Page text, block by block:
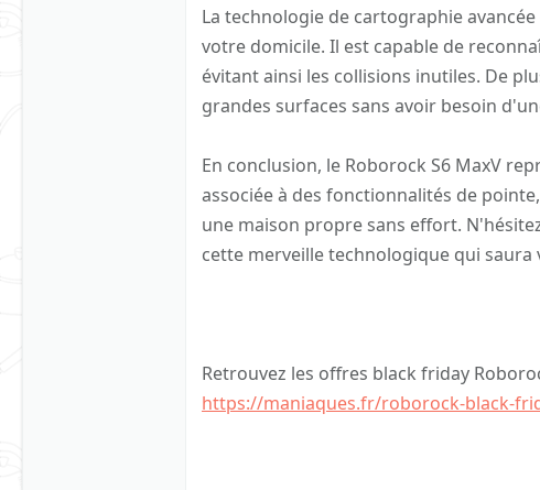
La technologie de cartographie
votre domicile. Il est capable de
évitant ainsi les collisions inutiles. De
grandes surfaces sans avoir besoin
En conclusion, le Roborock S6 MaxV
associée à des fonctionnalités de
une maison propre sans effort.
cette merveille technologique qui saura
Retrouvez les offres black friday
https://maniaques.fr/roborock-black-